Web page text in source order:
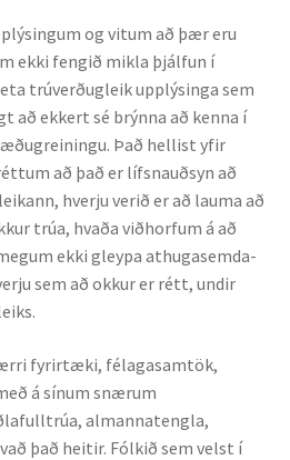
og vitum að þær eru
ekki fengið mikla þjálfun í
trúverðugleik upplýsinga sem
að ekkert sé brýnna að kenna í
Það hellist yfir
að það er lífsnauðsyn að
hverju verið er að lauma að
trúa, hvaða viðhorfum á að
ekki gleypa athugasemda-
sem að okkur er rétt, undir
fyrirtæki, félagasamtök,
á sínum snærum
almannatengla,
það heitir. Fólkið sem velst í